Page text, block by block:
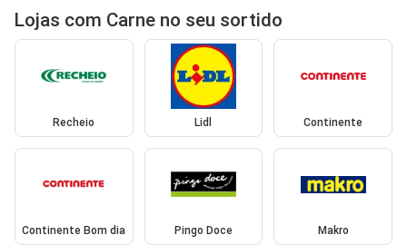
Lojas com Carne no seu sortido
Recheio Lidl Continente
Continente Bom dia Pingo Doce Makro